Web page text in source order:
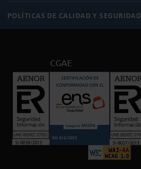
POLÍTICAS DE CALIDAD Y SEGURIDAD
CGAE